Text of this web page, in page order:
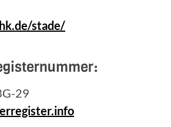
stade/
29